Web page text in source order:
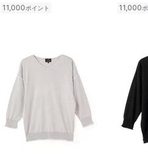
11,000ポイント
11,000